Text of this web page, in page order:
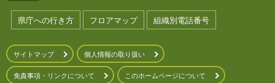
県庁への行き方 フロアマップ 組織別電話番号
サイトマップ 個人情報の取り扱い
免責事項・リンクについて このホームページについて